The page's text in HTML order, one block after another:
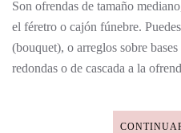
Son ofrendas de tamaño
el féretro o cajón fúnebre.
(bouquet), o arreglos sobre
redondas o de cascada a la